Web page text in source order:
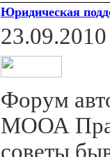
Юридическая
23.09.2010
Форум
МООА
советы